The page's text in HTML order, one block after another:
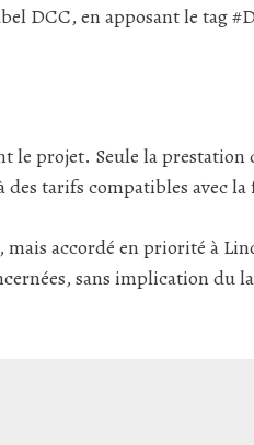
DCC, en apposant le tag
le projet. Seule la
des tarifs compatibles avec
accordé en priorité à
sans implication du